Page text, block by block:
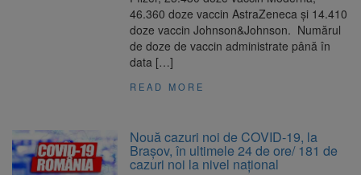
46.360 doze vaccin AstraZeneca și 14.410
doze vaccin Johnson&Johnson. Numărul
de doze de vaccin administrate până în
data […]
READ MORE
Nouă cazuri noi de COVID-19, la
Brașov, în ultimele 24 de ore/ 181 de
cazuri noi la nivel naţional